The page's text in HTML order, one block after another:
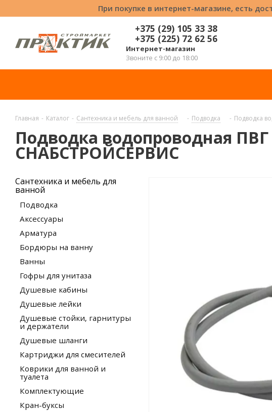
При покупке в интернет-магазине, есть
+375 (29) 105 33 38
+375 (225) 72 62 56
Интернет-магазин
Звоните с 9:00 до 18:00
Главная - Каталог - Сантехника и мебель для ванной - Подводка - Подводка
Подводка водопроводная
СНАБСТРОЙСЕРВИС
Сантехника и мебель для
ванной
Подводка
Аксессуары
Арматура
Бордюры на ванну
Ванны
Гофры для унитаза
Душевые кабины
Душевые лейки
Душевые стойки, гарнитуры
и держатели
Душевые шланги
Картриджи для смесителей
Коврики для ванной и
туалета
Комплектующие
Кран-буксы